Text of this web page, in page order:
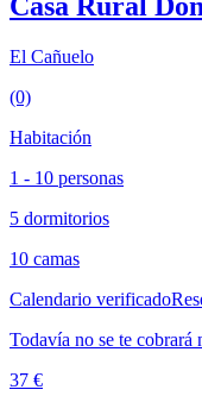
El Cañuelo
(0)
Habitación
1 - 10 personas
5 dormitorios
10 camas
Calendario verificado
Todavía no se te cobrará
37 €